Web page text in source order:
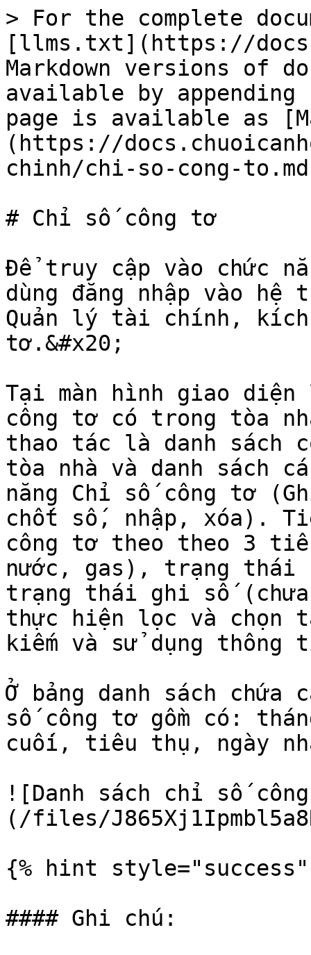
> For the complete
[llms.txt](https://
Markdown versions of
available by
page is available as
(https://
chinh/chi-so-cong-
# Chỉ số công tơ
Để truy cập vào chức
dùng đăng nhập vào
Quản lý tài chính, kích
tơ.&#x20;
Tại màn hình giao
công tơ có trong tòa
thao tác là danh sách
tòa nhà và danh sách
năng Chỉ số công tơ
chốt số, nhập, xóa).
công tơ theo theo 3
nước, gas), trạng thái
trạng thái ghi số
thực hiện lọc và chọn
kiếm và sử dụng thông
Ở bảng danh sách
số công tơ gồm có:
cuối, tiêu thụ, ngày
![Danh sách chỉ số
(/files/
{% hint style="success"
#### Ghi chú: